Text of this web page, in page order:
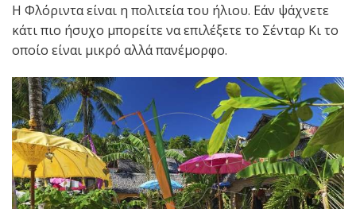
Η Φλόριντα είναι η πολιτεία του ήλιου. Εάν ψάχνετε
κάτι πιο ήσυχο μπορείτε να επιλέξετε το Σένταρ Κι το
οποίο είναι μικρό αλλά πανέμορφο.